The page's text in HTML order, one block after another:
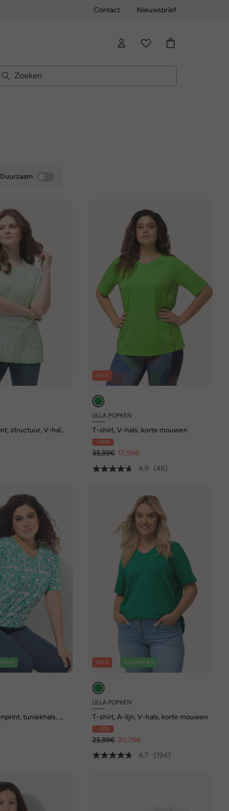
Contact Nieuwsbrief
Duurzaam
structuur, V-hals,
SALE
ULLA POPKEN
T-shirt, V-hals, korte mouwen
- 50%
35,99€ 17,99€
4.9
(46)
tuniekhals, V-
SALE DUURZAAM
ULLA POPKEN
T-shirt, A-lijn, V-hals, korte mouwen
- 20%
25,99€ 20,79€
4.7
(194)